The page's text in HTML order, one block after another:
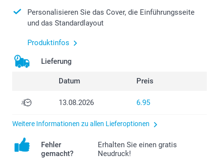
Personalisieren Sie das Cover, die Einführungsseite
und das Standardlayout
Produktinfos
Lieferung
Datum Preis
13.08.2026 6.95
Weitere Informationen zu allen Lieferoptionen
Fehler
gemacht?
Erhalten Sie einen gratis
Neudruck!